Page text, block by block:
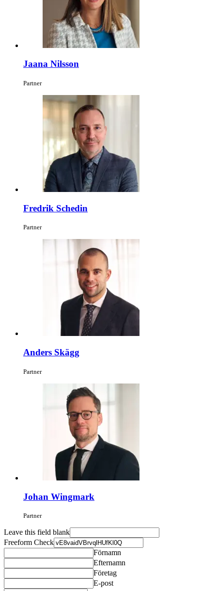
Jaana Nilsson
Partner
Fredrik Schedin
Partner
Anders Skägg
Partner
Johan Wingmark
Partner
Leave this field blank
Freeform Check
Förnamn
Efternamn
Företag
E-post